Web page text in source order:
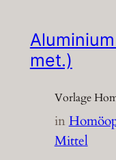
met.)
Vorlage
in
Mittel